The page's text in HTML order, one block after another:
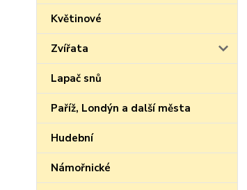
Květinové
Zvířata
Lapač snů
Paříž, Londýn a další města
Hudební
Námořnické